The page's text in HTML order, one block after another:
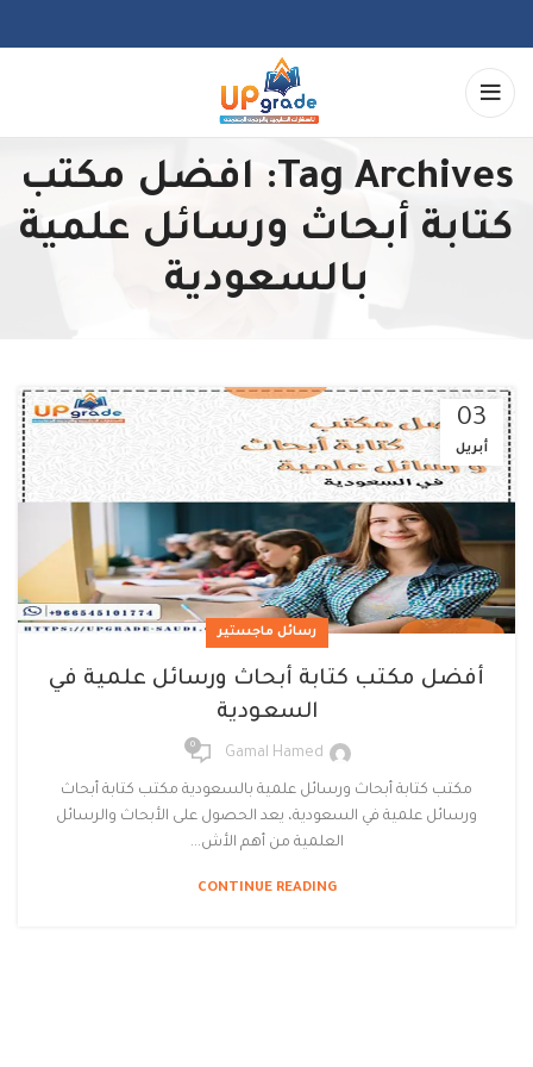
Tag Archives: افضل مكتب
كتابة أبحاث ورسائل علمية
بالسعودية
03
أبريل
رسائل ماجستير
أفضل مكتب كتابة أبحاث ورسائل علمية في
السعودية
Gamal Hamed
0
مكتب كتابة أبحاث ورسائل علمية بالسعودية مكتب كتابة أبحاث
ورسائل علمية في السعودية، يعد الحصول على الأبحاث والرسائل
العلمية من أهم الأش...
CONTINUE READING